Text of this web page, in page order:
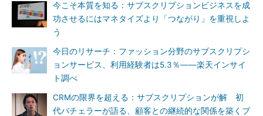
今こそ本質を知る：サブスクリプションビジネスを成
功させるにはマネタイズより「つながり」を重視しよ
う
今日のリサーチ：ファッション分野のサブスクリプシ
ョンサービス、利用経験者は5.3％――楽天インサイ
ト調べ
CRMの限界を超える：サブスクリプションが解 初
代バチェラーが語る、顧客との継続的な関係を築くブ